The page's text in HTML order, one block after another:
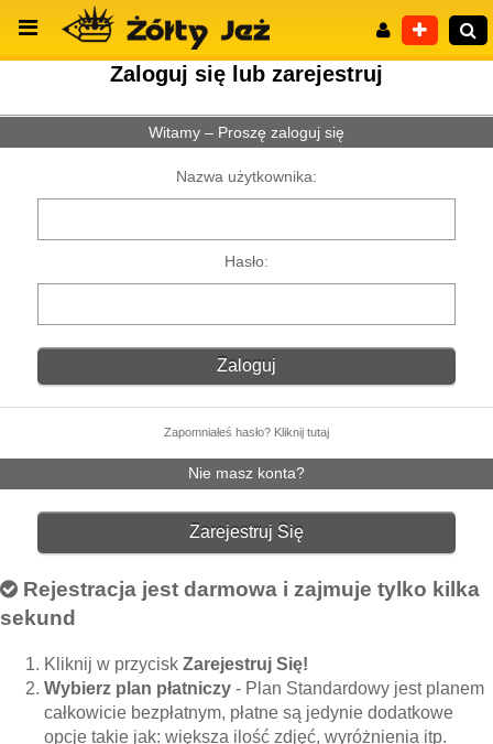
Wyszukiwanie zaawansowane
Zaloguj się lub zarejestruj
Witamy – Proszę zaloguj się
Nazwa użytkownika:
Hasło:
Zapomniałeś hasło? Kliknij tutaj
Nie masz konta?
Zarejestruj Się
Rejestracja jest darmowa i zajmuje tylko kilka
sekund
Kliknij w przycisk Zarejestruj Się!
Wybierz plan płatniczy - Plan Standardowy jest planem
całkowicie bezpłatnym, płatne są jedynie dodatkowe
opcje takie jak: większa ilość zdjęć, wyróżnienia itp.